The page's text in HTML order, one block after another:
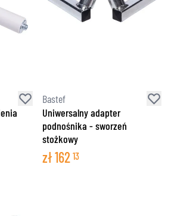
Bastef
Uniwersalny adapter
podnośnika - sworzeń
stożkowy
zł162 13